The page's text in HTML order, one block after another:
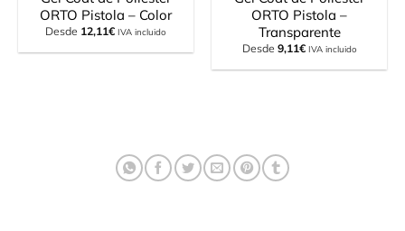
ORTO Pistola – Color
Desde 12,11€ IVA incluido
ORTO Pistola –
Transparente
Desde 9,11€ IVA incluido